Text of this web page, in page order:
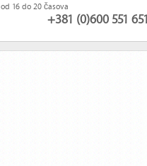
od 16 do 20 časova
+381 (0)600 551 651